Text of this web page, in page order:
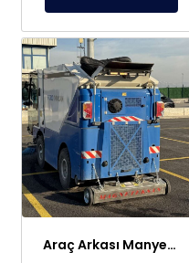
Araç Arkası Manyetik Süpürge – Liman, Fuar Alanı ve Otomotiv Fabrikaları İçin